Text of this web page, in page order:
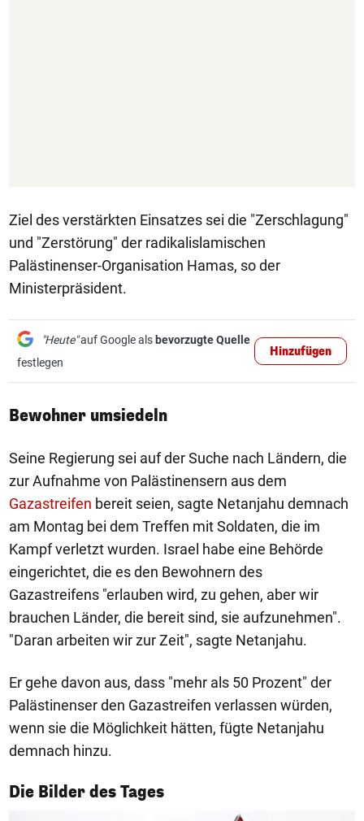
Ziel des verstärkten Einsatzes sei die "Zerschlagung"
und "Zerstörung" der radikalislamischen
Palästinenser-Organisation Hamas, so der
Ministerpräsident.
"Heute"auf Google als bevorzugte Quelle
festlegen
Hinzufügen
Bewohner umsiedeln
Seine Regierung sei auf der Suche nach Ländern, die
zur Aufnahme von Palästinensern aus dem
Gazastreifen bereit seien, sagte Netanjahu demnach
am Montag bei dem Treffen mit Soldaten, die im
Kampf verletzt wurden. Israel habe eine Behörde
eingerichtet, die es den Bewohnern des
Gazastreifens "erlauben wird, zu gehen, aber wir
brauchen Länder, die bereit sind, sie aufzunehmen".
"Daran arbeiten wir zur Zeit", sagte Netanjahu.
Er gehe davon aus, dass "mehr als 50 Prozent" der
Palästinenser den Gazastreifen verlassen würden,
wenn sie die Möglichkeit hätten, fügte Netanjahu
demnach hinzu.
Die Bilder des Tages
1/50